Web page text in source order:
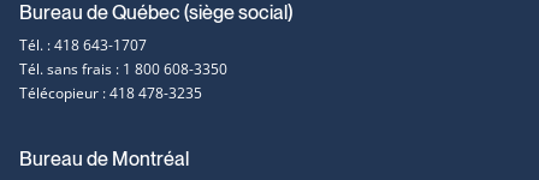
Coordonnées
et
contact
Bureau de Québec (siège social)
Tél. : 418 643-1707
Tél. sans frais : 1 800 608-3350
Télécopieur : 418 478-3235
Bureau de Montréal